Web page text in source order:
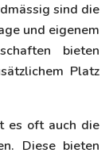
sind die
und eigenem
bieten
Platz
es oft auch die
Diese bieten